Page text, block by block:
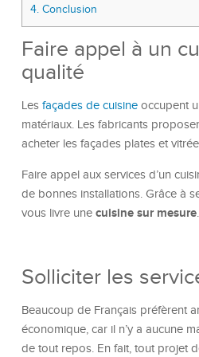
4. Conclusion
Faire appel à un
qualité
Les façades de cuisine occupent
matériaux. Les fabricants
acheter les façades plates et
Faire appel aux services d’un
de bonnes installations. Grâce à
vous livre une cuisine sur mesure
Solliciter les
Beaucoup de Français préfèrent
économique, car il n’y a aucune
de tout repos. En fait, tout projet